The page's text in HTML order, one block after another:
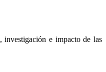
e impacto de las